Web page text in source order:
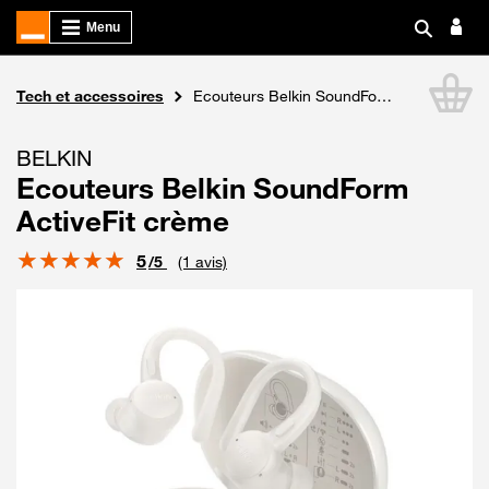
Boutique Orange
Tech et accessoires Ecouteurs Belkin SoundForm ActiveFit crème
BELKIN
Ecouteurs Belkin SoundForm
ActiveFit crème
Note
5/5 (1 avis)